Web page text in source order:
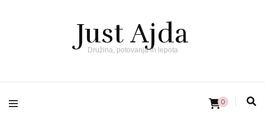
Just Ajda
Družina, potovanja in lepota
0